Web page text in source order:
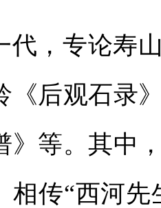
代，专论寿
《后观石录
》等。其中
相传“西河